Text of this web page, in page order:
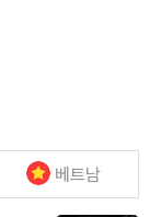
베트남